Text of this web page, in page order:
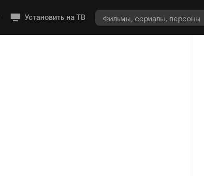
Установить на ТВ